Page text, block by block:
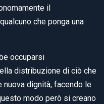
il
che ponga una
occuparsi
distribuzione di ciò che
nuova dignità, facendo le
modo però si creano